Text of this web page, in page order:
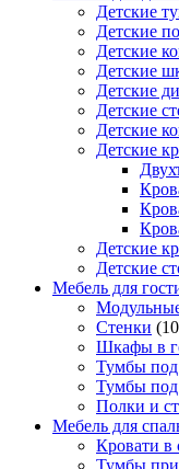
Детские
Детские
Детские
Детские
Детские
Детские
Детские
Детские
Детские
Детские
Мебель для
Стенки
Шкафы в
Тумбы
Тумбы
Полки и
Мебель для
Кровати в